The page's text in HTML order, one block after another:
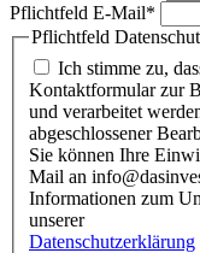
Pflichtfeld E-Mail*
Pflichtfeld
Ich stimme zu,
Kontaktformular zur
und verarbeitet
abgeschlossener
Sie können Ihre
Mail an
Informationen zum
unserer
Datenschutzerklärung